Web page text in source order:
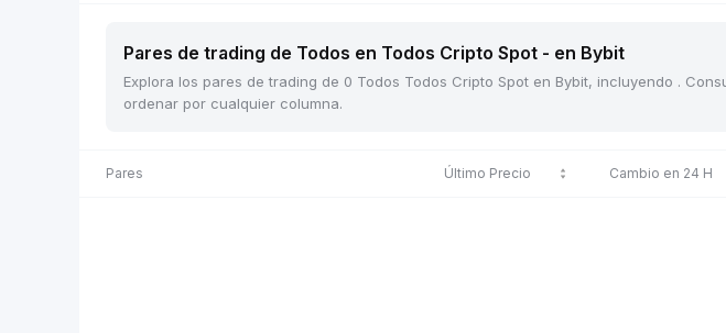
Pares de trading de Todos en Todos Cripto Spot - en Bybit
Explora los pares de trading de 0 Todos Todos Cripto Spot en Bybit, incluyendo .
ordenar por cualquier columna.
Pares Último Precio Cambio en 24 H